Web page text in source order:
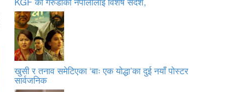
खुसी र तनाव समेटिएका ‘बाः एक योद्धा’का दुई नयाँ पोस्टर
सार्वजनिक